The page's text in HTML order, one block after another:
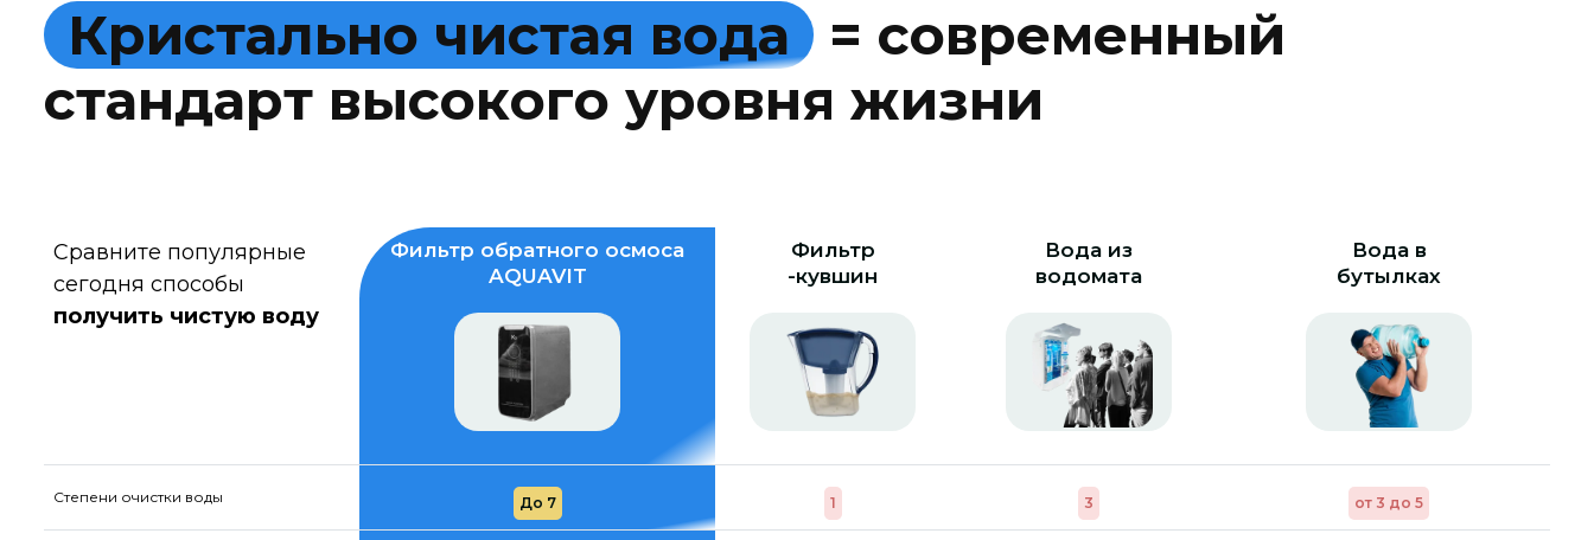
Кристально чистая вода = современный
стандарт высокого уровня жизни
Сравните популярные
сегодня способы
получить чистую воду
Фильтр обратного осмоса
AQUAVIT
Фильтр
-кувшин
Вода из
водомата
Вода в
бутылках
Степени очистки воды До 7 1 3 от 3 до 5